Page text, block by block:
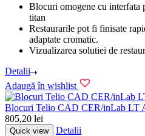
Blocuri omogene cu interfata
titan
Restaurarile pot fi finisate
adaptate cromatic.
Vizualizarea solutiei de
Detalii
Adaugă în wishlist
Blocuri Telio CAD CER/inLab LT
805,20 lei
Quick view Detalii